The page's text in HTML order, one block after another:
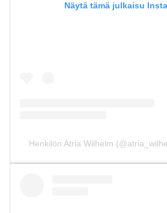
Näytä tämä julkaisu
Henkilön Atria Wilhelm